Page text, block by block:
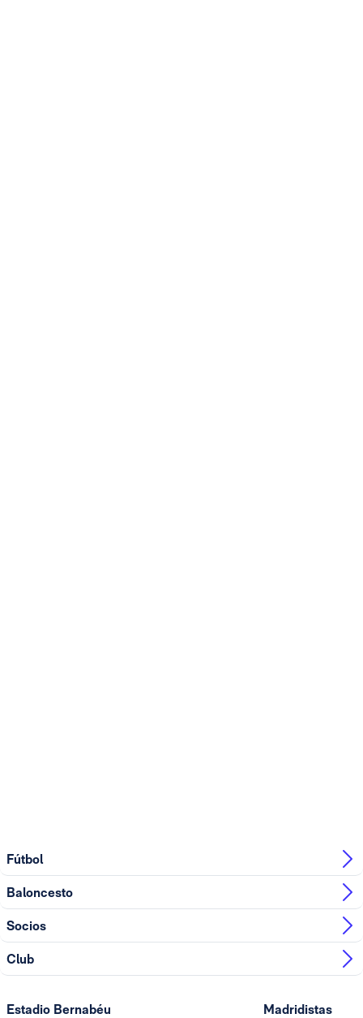
Fútbol
Baloncesto
Socios
Club
Estadio Bernabéu Madridistas